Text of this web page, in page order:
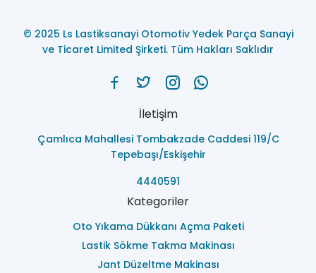
© 2025 Ls Lastiksanayi Otomotiv Yedek Parça Sanayi
ve Ticaret Limited Şirketi. Tüm Hakları Saklıdır
İletişim
Çamlıca Mahallesi Tombakzade Caddesi 119/C
Tepebaşı/Eskişehir
4440591
Kategoriler
Oto Yıkama Dükkanı Açma Paketi
Lastik Sökme Takma Makinası
Jant Düzeltme Makinası